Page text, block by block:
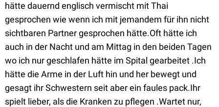
hätte dauernd englisch vermischt mit Thai
gesprochen wie wenn ich mit jemandem für ihn nicht
sichtbaren Partner gesprochen hätte.Oft hätte ich
auch in der Nacht und am Mittag in den beiden Tagen
wo ich nur geschlafen hätte im Spital gearbeitet .Ich
hätte die Arme in der Luft hin und her bewegt und
gesagt ihr Schwestern seit aber ein faules pack.Ihr
spielt lieber, als die Kranken zu pflegen .Wartet nur,